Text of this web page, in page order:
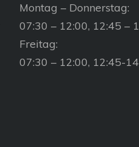
Montag – Donnerstag:
07:30 – 12:00, 12:45 –
Freitag:
07:30 – 12:00, 12:45-